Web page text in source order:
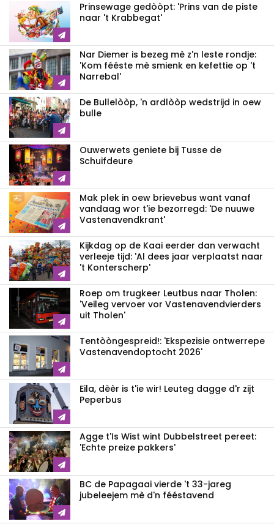
Prinsewage gedòòpt: 'Prins van de piste
naar 't Krabbegat'
Nar Diemer is bezeg mè z'n leste rondje:
'Kom fééste mè smienk en kefettie op 't
Narrebal'
De Bullelòòp, 'n ardlòòp wedstrijd in oew
bulle
Ouwerwets geniete bij Tusse de
Schuifdeure
Mak plek in oew brievebus want vanaf
vandaag wor t'ie bezorregd: 'De nuuwe
Vastenavendkrant'
Kijkdag op de Kaai eerder dan verwacht
verleeje tijd: 'Al dees jaar verplaatst naar
't Konterscherp'
Roep om trugkeer Leutbus naar Tholen:
'Veileg vervoer vor Vastenavendvierders
uit Tholen'
Tentòòngespreid!: 'Ekspezisie ontwerrepe
Vastenavendoptocht 2026'
Eila, dèèr is t'ie wir! Leuteg dagge d'r zijt
Peperbus
Agge t'Is Wist wint Dubbelstreet pereet:
'Echte preize pakkers'
BC de Papagaai vierde 't 33-jareg
jubeleejem mè d'n fééstavend